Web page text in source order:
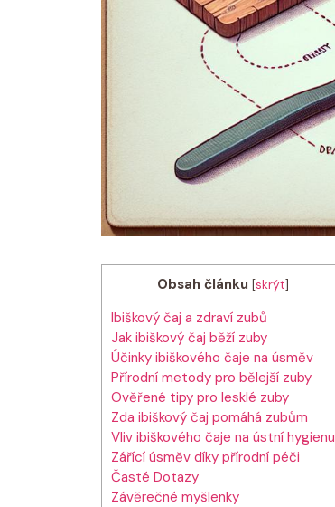
Obsah článku [skrýt]
Ibiškový čaj a zdraví zubů
Jak ibiškový čaj běží zuby
Účinky ibiškového čaje na úsměv
Přírodní metody pro bělejší zuby
Ověřené tipy pro lesklé zuby
Zda ibiškový čaj pomáhá zubům
Vliv ibiškového čaje na ústní hygienu
Zářící úsměv díky přírodní péči
Časté Dotazy
Závěrečné myšlenky